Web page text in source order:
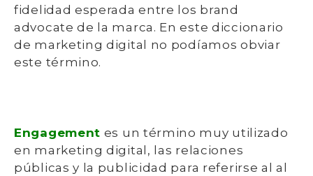
fidelidad esperada entre los brand
advocate de la marca. En este diccionario
de marketing digital no podíamos obviar
este término.
Engagement es un término muy utilizado
en marketing digital, las relaciones
públicas y la publicidad para referirse al al